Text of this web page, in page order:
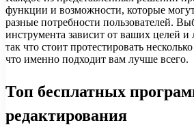
функции и возможности, которые
разные потребности пользователей.
инструмента зависит от ваших целей
так что стоит протестировать
что именно подходит вам лучше всего.
Топ бесплатных
редактирования